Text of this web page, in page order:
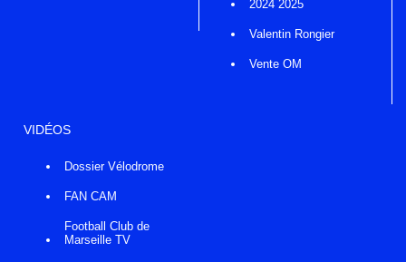
2024 2025
Valentin Rongier
Vente OM
VIDÉOS
Dossier Vélodrome
FAN CAM
Football Club de
Marseille TV